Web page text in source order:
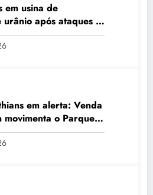
em usina de
após ataques e
sobre
enriquecido
em alerta: Venda
o Parque